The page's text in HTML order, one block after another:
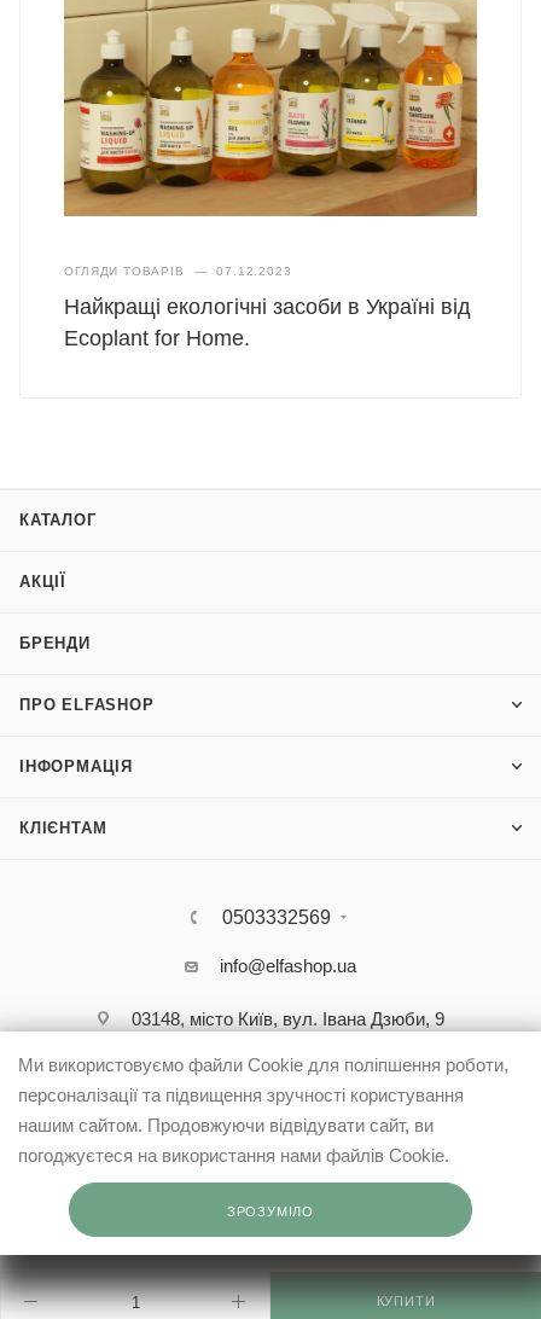
КУПИТИ
ОГЛЯДИ ТОВАРІВ — 07.12.2023
Найкращі екологічні засоби в Україні від
Ecoplant for Homе.
КАТАЛОГ
АКЦІЇ
БРЕНДИ
ПРО ELFASHOP
ІНФОРМАЦІЯ
КЛІЄНТАМ
0503332569
info@elfashop.ua
03148, місто Київ, вул. Івана Дзюби, 9
Ми використовуємо файли Cookie для поліпшення роботи,
персоналізації та підвищення зручності користування
нашим сайтом. Продовжуючи відвідувати сайт, ви
погоджуєтеся на використання нами файлів Cookie.
ЗРОЗУМІЛО